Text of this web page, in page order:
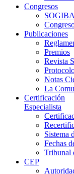
Congresos
Publicaciones
Premios
Revista
Notas
La
Certificación
Especialista
Sistema
Fechas
Tribunal
CEP